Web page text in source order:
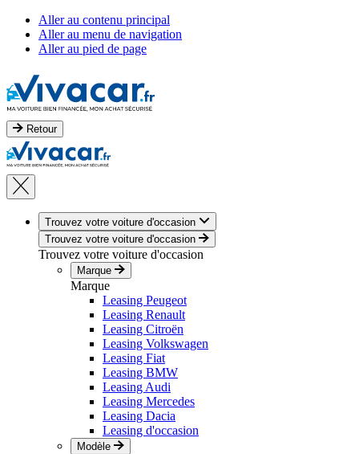
Aller au contenu principal
Aller au menu de navigation
Aller au pied de page
Retour
Trouvez votre voiture d'occasion
Trouvez votre voiture d'occasion
Trouvez votre voiture d'occasion
Marque
Marque
Leasing Peugeot
Leasing Renault
Leasing Citroën
Leasing Volkswagen
Leasing Fiat
Leasing BMW
Leasing Audi
Leasing Mercedes
Leasing Dacia
Leasing d'occasion
Modèle